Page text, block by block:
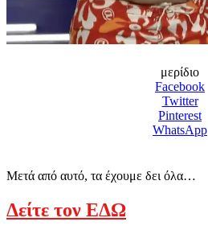
μερίδιο
Facebook
Twitter
Pinterest
WhatsApp
Μετά από αυτό, τα έχουμε δει όλα…
Δείτε τον ΕΔΩ